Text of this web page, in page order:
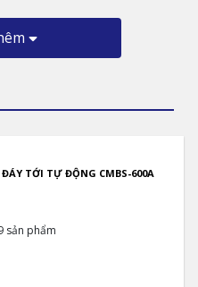
ĐÁY TỚI TỰ ĐỘNG CMBS-600A
sản phẩm